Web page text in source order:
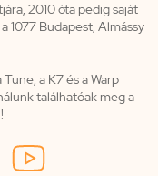
2010 óta pedig saját
1077 Budapest, Almássy
a K7 és a Warp
találhatóak meg a